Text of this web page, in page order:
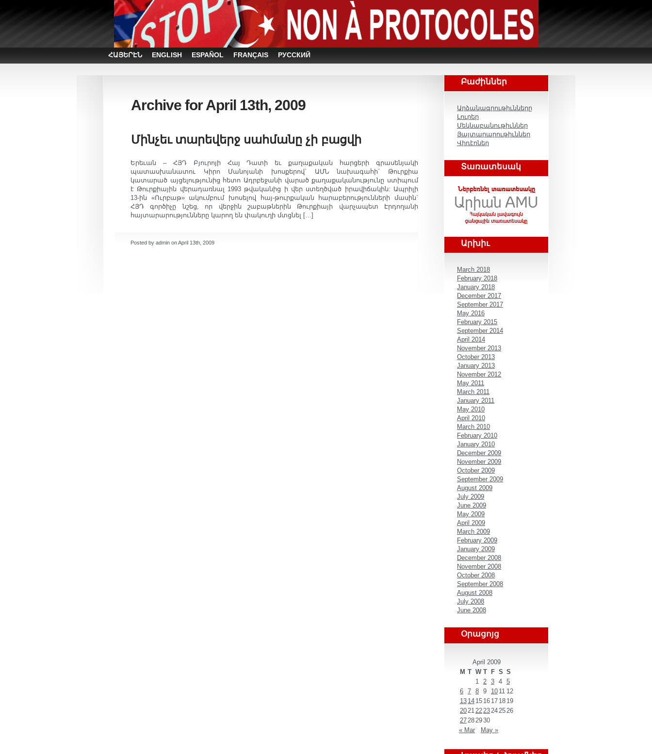
ՀԱՅԵՐԷՆ ENGLISH ESPAÑOL FRANÇAIS РУССКИЙ
Archive for April 13th, 2009
Մինչեւ տարեվերջ սահմանը չի բացվի
Երեւան – ՀՅԴ Բյուրոյի Հայ Դատի եւ քաղաքական հարցերի գրասենյակի
պատասխանատու Կիրո Մանոյանի խոսքերով` ԱՄՆ նախագահի` Թուրքիա
կատարած այցելությունից հետո Ադրբեջանի վարած քաղաքականությունը ստիպում
է Թուրքիային վերադառնալ 1993 թվականից ի վեր ստեղծված իրավիճակին: Ապրիլի
13-ին «Ուրբաթ» ակումբում խոսելով հայ-թուրքական հարաբերությունների մասին`
ՀՅԴ գործիչը նշեց, որ վերջին շաբաթներին Թուրքիայի վարչապետ Էրդողանի
հայտարարությունները կարող են փակուղի մտցնել […]
Posted by admin on April 13th, 2009
Բաժիններ
Արձանագրութիւնները
Լուրեր
Մեկնաբանութիւններ
Յայտարարութիւններ
Վիդէոներ
Տառատեսակ
Արխիւ
March 2018
February 2018
January 2018
December 2017
September 2017
May 2016
February 2015
September 2014
April 2014
November 2013
October 2013
January 2013
November 2012
May 2011
March 2011
January 2011
May 2010
April 2010
March 2010
February 2010
January 2010
December 2009
November 2009
October 2009
September 2009
August 2009
July 2009
June 2009
May 2009
April 2009
March 2009
February 2009
January 2009
December 2008
November 2008
October 2008
September 2008
August 2008
July 2008
June 2008
Օրացոյց
April 2009
M T W T F S S
1 2 3 4 5
6 7 8 9 10 11 12
13 14 15 16 17 18 19
20212223242526
27282930
« Mar
May »